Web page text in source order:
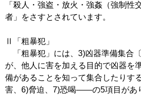
「殺人・強盗・放火・強姦（強制性
者」をさすとされています。
Ⅱ「粗暴犯」
「粗暴犯」には、3)凶器準備集合
が、他人に害を加える目的で凶器を
備があることを知って集合したりす
害、6)脅迫、7)恐喝――の5項目があ